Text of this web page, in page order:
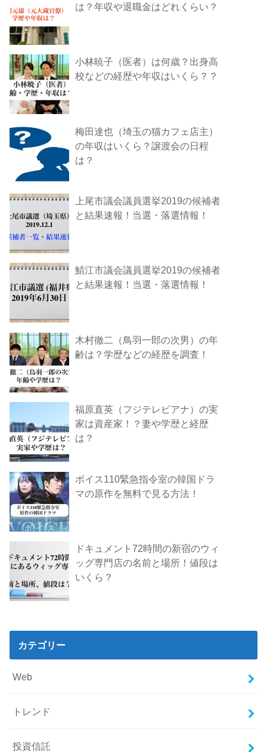
は？年収や退職金はどれくらい？
小林暁子（医者）は何歳？出身高
校などの経歴や年収はいくら？？
梅田達也（埼玉の猫カフェ店主）
の年収はいくら？譲渡会の日程
は？
上尾市議会議員選挙2019の候補者
と結果速報！当選・落選情報！
鯖江市議会議員選挙2019の候補者
と結果速報！当選・落選情報！
木村徹二（鳥羽一郎の次男）の年
齢は？学歴などの経歴を調査！
福原直英（フジテレビアナ）の実
家は資産家！？妻や学歴と経歴
は？
ボイス110緊急指令室の韓国ドラ
マの原作を無料で見る方法！
ドキュメント72時間の新宿のウィ
ッグ専門店の名前と場所！値段は
いくら？
カテゴリー
Web
トレンド
投資信託